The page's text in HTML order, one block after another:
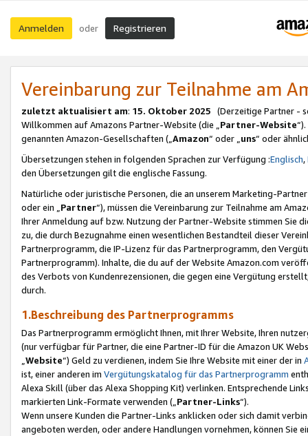
Anmelden oder Registrieren
Vereinbarung zur Teilnahme am
zuletzt aktualisiert am: 15. Oktober 2025 (Derzeitige Partner -
Willkommen auf Amazons Partner-Website (die „Partner-Website
genannten Amazon-Gesellschaften („Amazon“ oder „uns“ oder
Übersetzungen stehen in folgenden Sprachen zur Verfügung :Englisch,
den Übersetzungen gilt die englische Fassung.
Natürliche oder juristische Personen, die an unserem Marketing-
oder ein „Partner“), müssen die Vereinbarung zur Teilnahme am
Ihrer Anmeldung auf bzw. Nutzung der Partner-Website stimmen Sie
zu, die durch Bezugnahme einen wesentlichen Bestandteil dieser
Partnerprogramm, die IP-Lizenz für das Partnerprogramm, den
Partnerprogramm). Inhalte, die du auf der Website Amazon.com
des Verbots von Kundenrezensionen, die gegen eine Vergütung
durch.
1.Beschreibung des Partnerprogramms
Das Partnerprogramm ermöglicht Ihnen, mit Ihrer Website, Ihren
(nur verfügbar für Partner, die eine Partner-ID für die Amazon UK
Website“) Geld zu verdienen, indem Sie Ihre Website mit einer der in
ist, einer anderen im Vergütungskatalog für das Partnerprogramm
Alexa Skill (über das Alexa Shopping Kit) verlinken. Entsprechende
markierten Link-Formate verwenden („ Partner-Links“).
Wenn unsere Kunden die Partner-Links anklicken oder sich damit
angeboten werden, oder andere Handlungen vornehmen, können Sie